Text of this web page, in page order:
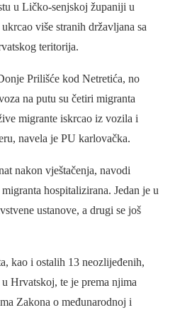
u Ličko-senjskoj županiji u
više stranih državljana sa
teritorija.
Prilišće kod Netretića, no
na putu su četiri migranta
migrante iskrcao iz vozila i
navela je PU karlovačka.
nakon vještačenja, navodi
hospitalizirana. Jedan je u
ustanove, a drugi se još
kao i ostalih 13 neozlijeđenih,
Hrvatskoj, te je prema njima
Zakona o međunarodnoj i